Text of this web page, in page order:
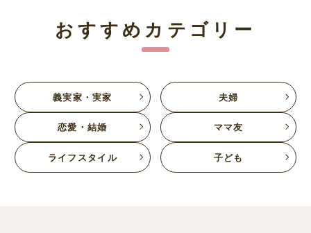
おすすめカテゴリー
義実家・実家 夫婦
恋愛・結婚 ママ友
ライフスタイル 子ども